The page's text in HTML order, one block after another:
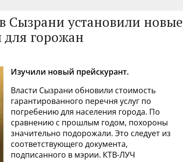
Сызрани установили новые
горожан
Изучили новый прейскурант.
Власти Сызрани обновили стоимость
гарантированного перечня услуг по
погребению для населения города. По
сравнению с прошлым годом, похороны
значительно подорожали. Это следует из
соответствующего документа,
подписанного в мэрии. КТВ-ЛУЧ